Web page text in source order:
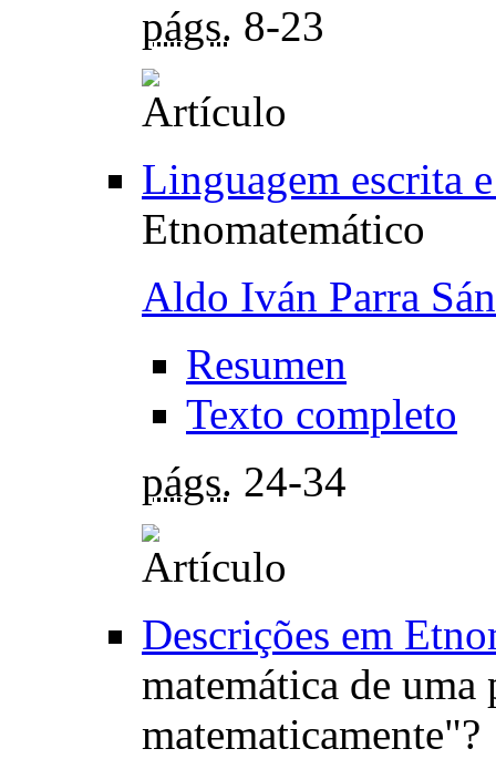
págs. 8-23
Linguagem escrita
Etnomatemático
Aldo Iván Parra
Resumen
Texto completo
págs. 24-34
Descrições em
matemática de
matematicamente"?